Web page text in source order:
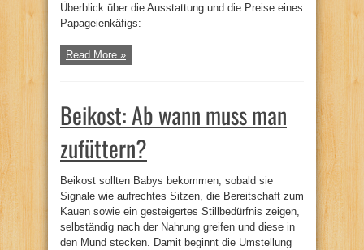
Überblick über die Ausstattung und die Preise eines
Papageienkäfigs:
Read More »
Beikost: Ab wann muss man
zufüttern?
Beikost sollten Babys bekommen, sobald sie
Signale wie aufrechtes Sitzen, die Bereitschaft zum
Kauen sowie ein gesteigertes Stillbedürfnis zeigen,
selbständig nach der Nahrung greifen und diese in
den Mund stecken. Damit beginnt die Umstellung